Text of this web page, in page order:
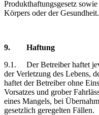
Produkthaftungsgesetz
Körpers oder der Gesundheit.
9.
Haftung
9.1.
Der Betreiber haftet
der Verletzung des Lebens,
haftet der Betreiber ohne
Vorsatzes und grober
eines Mangels, bei
gesetzlich geregelten Fällen.